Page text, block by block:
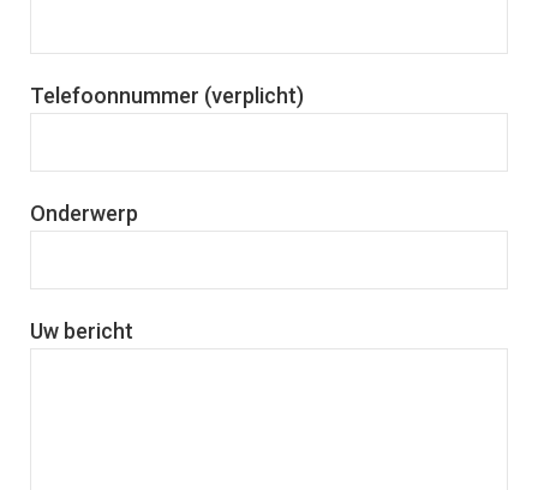
Telefoonnummer (verplicht)
Onderwerp
Uw bericht